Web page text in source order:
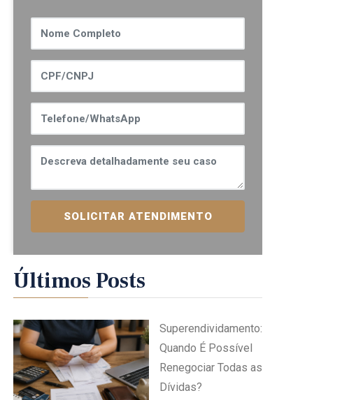
SOLICITAR ATENDIMENTO
Últimos Posts
Superendividamento:
Quando É Possível
Renegociar Todas as
Dívidas?